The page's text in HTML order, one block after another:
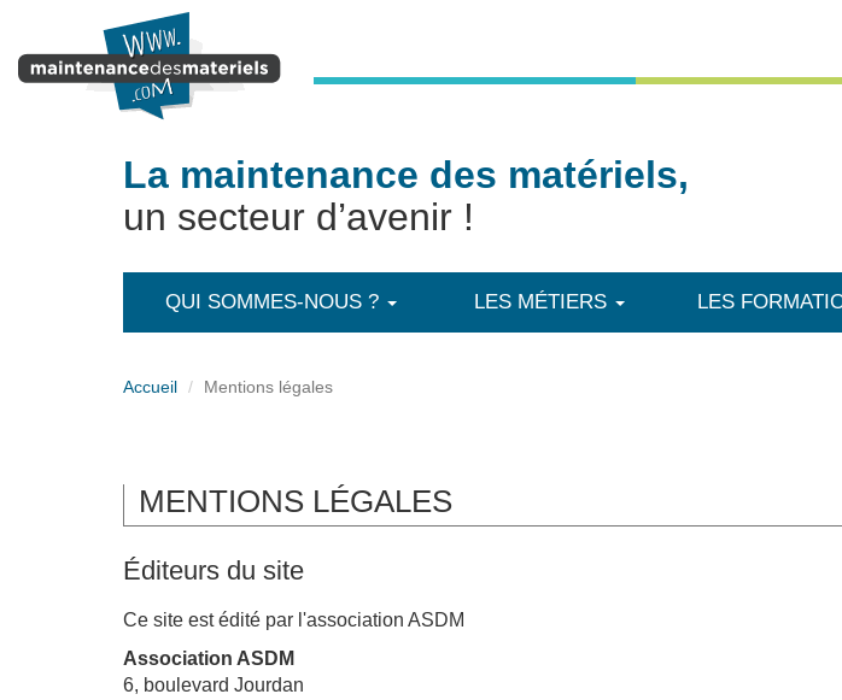
Aller au contenu principal
La maintenance des matériels,
un secteur d’avenir !
QUI SOMMES-NOUS ? LES MÉTIERS LES
Accueil Mentions légales
MENTIONS LÉGALES
Éditeurs du site
Ce site est édité par l'association ASDM
Association ASDM
6, boulevard Jourdan